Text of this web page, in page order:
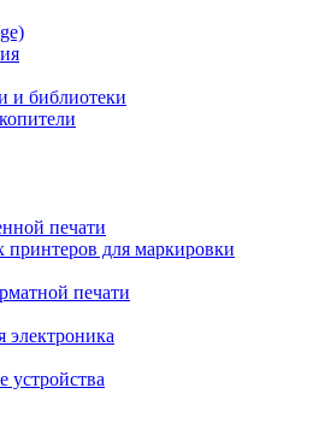
и библиотеки
печати
для маркировки
печати
электроника
устройства